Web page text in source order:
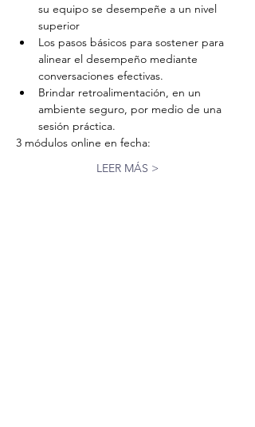
su equipo se desempeñe a un nivel
superior
Los pasos básicos para sostener para
alinear el desempeño mediante
conversaciones efectivas.
Brindar retroalimentación, en un
ambiente seguro, por medio de una
sesión práctica.
3 módulos online en fecha:
LEER MÁS >